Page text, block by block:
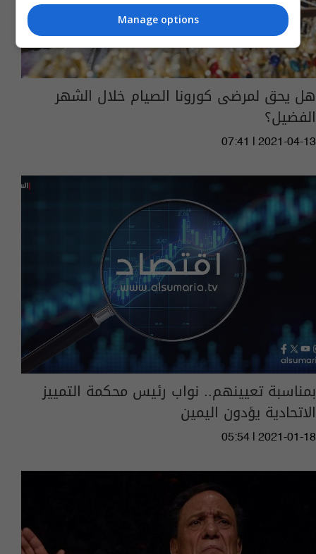
هل يحق لمرضى كورونا الصيام خلال الشهر
الفضيل؟
07:41 | 2021-04-13
بمناسبة تعيينهم.. نواب رئيس محكمة التمييز
الاتحادية يؤدون اليمين
05:54 | 2021-01-18
Manage options